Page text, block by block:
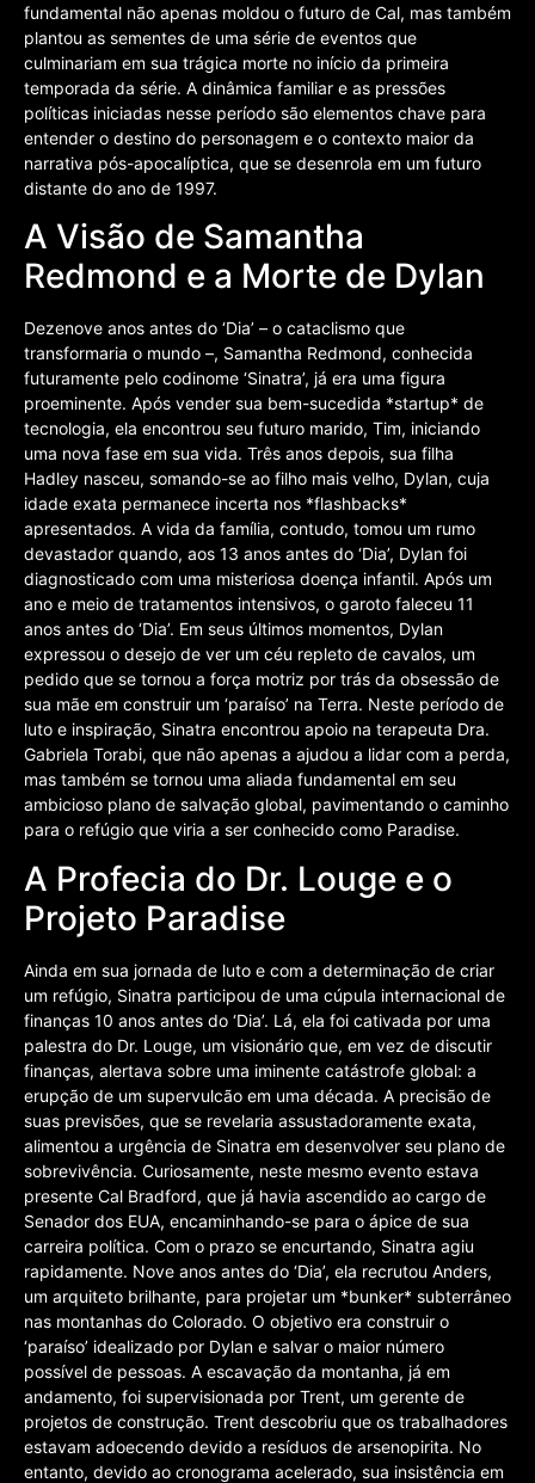
fundamental não apenas moldou o futuro de Cal, mas também
plantou as sementes de uma série de eventos que
culminariam em sua trágica morte no início da primeira
temporada da série. A dinâmica familiar e as pressões
políticas iniciadas nesse período são elementos chave para
entender o destino do personagem e o contexto maior da
narrativa pós-apocalíptica, que se desenrola em um futuro
distante do ano de 1997.
A Visão de Samantha
Redmond e a Morte de Dylan
Dezenove anos antes do ‘Dia’ – o cataclismo que
transformaria o mundo –, Samantha Redmond, conhecida
futuramente pelo codinome ‘Sinatra’, já era uma figura
proeminente. Após vender sua bem-sucedida *startup* de
tecnologia, ela encontrou seu futuro marido, Tim, iniciando
uma nova fase em sua vida. Três anos depois, sua filha
Hadley nasceu, somando-se ao filho mais velho, Dylan, cuja
idade exata permanece incerta nos *flashbacks*
apresentados. A vida da família, contudo, tomou um rumo
devastador quando, aos 13 anos antes do ‘Dia’, Dylan foi
diagnosticado com uma misteriosa doença infantil. Após um
ano e meio de tratamentos intensivos, o garoto faleceu 11
anos antes do ‘Dia’. Em seus últimos momentos, Dylan
expressou o desejo de ver um céu repleto de cavalos, um
pedido que se tornou a força motriz por trás da obsessão de
sua mãe em construir um ‘paraíso’ na Terra. Neste período de
luto e inspiração, Sinatra encontrou apoio na terapeuta Dra.
Gabriela Torabi, que não apenas a ajudou a lidar com a perda,
mas também se tornou uma aliada fundamental em seu
ambicioso plano de salvação global, pavimentando o caminho
para o refúgio que viria a ser conhecido como Paradise.
A Profecia do Dr. Louge e o
Projeto Paradise
Ainda em sua jornada de luto e com a determinação de criar
um refúgio, Sinatra participou de uma cúpula internacional de
finanças 10 anos antes do ‘Dia’. Lá, ela foi cativada por uma
palestra do Dr. Louge, um visionário que, em vez de discutir
finanças, alertava sobre uma iminente catástrofe global: a
erupção de um supervulcão em uma década. A precisão de
suas previsões, que se revelaria assustadoramente exata,
alimentou a urgência de Sinatra em desenvolver seu plano de
sobrevivência. Curiosamente, neste mesmo evento estava
presente Cal Bradford, que já havia ascendido ao cargo de
Senador dos EUA, encaminhando-se para o ápice de sua
carreira política. Com o prazo se encurtando, Sinatra agiu
rapidamente. Nove anos antes do ‘Dia’, ela recrutou Anders,
um arquiteto brilhante, para projetar um *bunker* subterrâneo
nas montanhas do Colorado. O objetivo era construir o
‘paraíso’ idealizado por Dylan e salvar o maior número
possível de pessoas. A escavação da montanha, já em
andamento, foi supervisionada por Trent, um gerente de
projetos de construção. Trent descobriu que os trabalhadores
estavam adoecendo devido a resíduos de arsenopirita. No
entanto, devido ao cronograma acelerado, sua insistência em